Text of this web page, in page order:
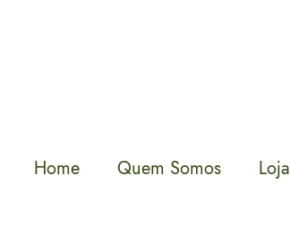
Home Quem Somos Loja